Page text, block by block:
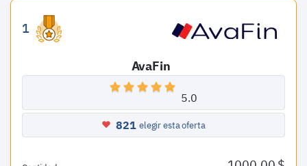
1
AvaFin
5.0
821 elegir esta oferta